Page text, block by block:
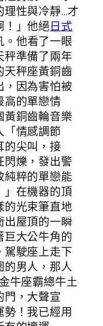
理性與冷靜…才
！」他絕日式
。他看了一眼
秤準備了兩年
天秤座黃銅齒
因為害怕被
高的單戀情
黃銅齒輪音樂
「情感調節
的尖叫，接
閃爍，發出警
純粹的單戀能
」在機器的頂
的光束筆直地
屋頂的一瞬
巨大公牛角的
駛座上走下
男人，那人
牛座霸總牛土
，大聲宣
！我已經用